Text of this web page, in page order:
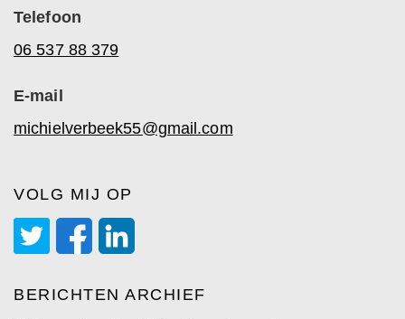
Telefoon
06 537 88 379
E-mail
michielverbeek55@gmail.com
VOLG MIJ OP
BERICHTEN ARCHIEF